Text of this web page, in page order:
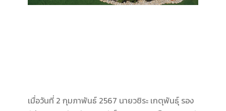
เมื่อวันที่ 2 กุมภาพันธ์ 2567 นายวชิระ เกตุพันธุ์ รอง